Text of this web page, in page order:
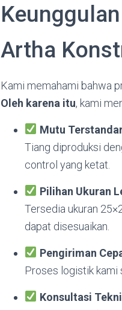
Artha
Kami memahami bahwa
Oleh karena itu, kami
Mutu
Tiang diproduksi
control yang ketat.
Pilihan Ukuran
Tersedia ukuran
dapat disesuaikan.
Pengiriman
Proses logistik kami
Konsultasi